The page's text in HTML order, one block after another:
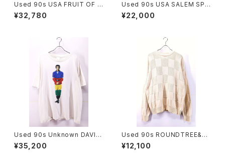
Used 90s USA FRUIT OF T
HE LOOM MARVEL COMIC
DEATHLOK T-Shirt Size L
¥32,780
Used 90s USA SALEM SPO
RTS WEAR News Paper Gr
aphic T-Shirt Size L 古着
¥22,000
Used 90s Unknown DAVID
COPPERFIELD Photo Graph
ic T-Shirt Size 2XL 相当 古
¥35,200
Used 90s ROUNDTREE&Y
ORKE Ivory Block Panel De
sign Cotton Knit Size L 古
¥12,100